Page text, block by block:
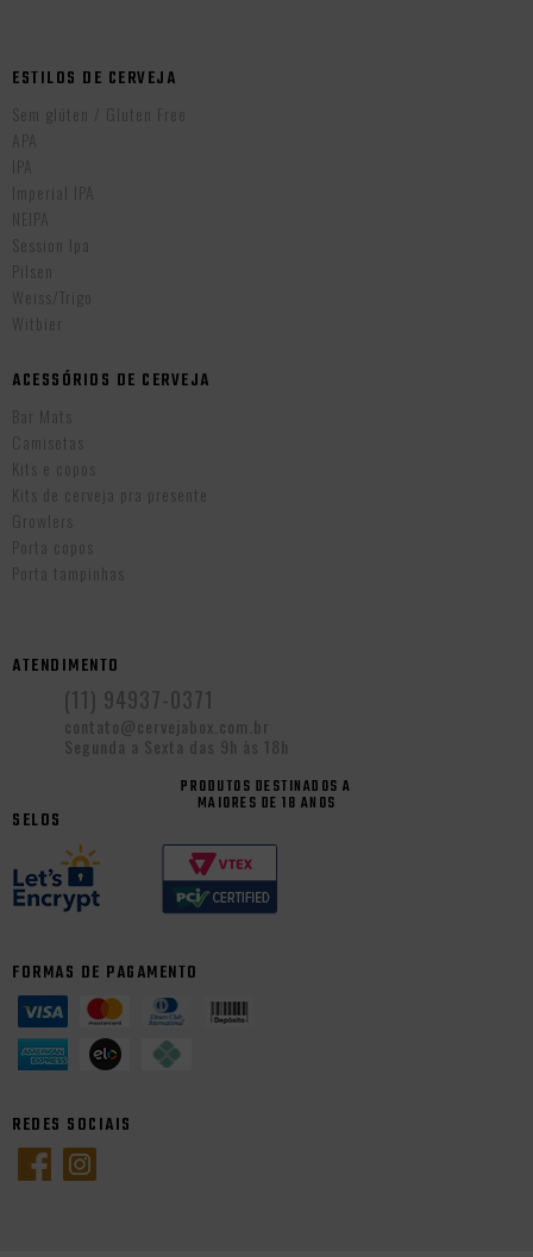
ESTILOS DE CERVEJA
Sem glúten / Gluten Free
APA
IPA
Imperial IPA
NEIPA
Session Ipa
Pilsen
Weiss/Trigo
Witbier
ACESSÓRIOS DE CERVEJA
Bar Mats
Camisetas
Kits e copos
Kits de cerveja pra presente
Growlers
Porta copos
Porta tampinhas
ATENDIMENTO
(11) 94937-0371
contato@cervejabox.com.br
Segunda a Sexta das 9h às 18h
PRODUTOS DESTINADOS A
MAIORES DE 18 ANOS
SELOS
FORMAS DE PAGAMENTO
REDES SOCIAIS